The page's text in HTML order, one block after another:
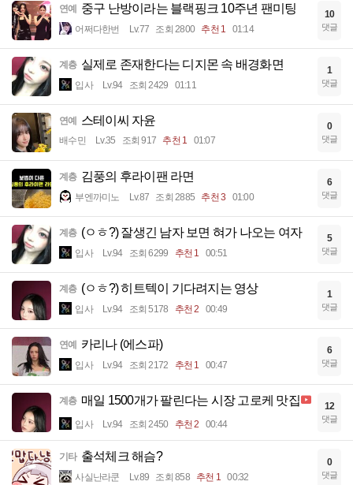
연예 중구 난방이라는 블랙핑크 10주년 팬미팅
어쩌다한번 Lv.77 조회 2800 추천 1 01:14
10
댓글
계층 실제로 존재한다는 디지몬 속 배경화면
입사 Lv.94 조회 2429 01:11
1
댓글
연예 스테이씨 자윤
배수민 Lv.35 조회 917 추천 1 01:07
0
댓글
계층 김풍의 후라이팬 라면
부엔까미노 Lv.87 조회 2885 추천 3 01:00
6
댓글
계층 (ㅇㅎ?) 잘생긴 남자 보면 혀가 나오는 여자
입사 Lv.94 조회 6299 추천 1 00:51
5
댓글
계층 (ㅇㅎ?) 히트텍이 기다려지는 영상
입사 Lv.94 조회 5178 추천 2 00:49
1
댓글
연예 카리나 (에스파)
입사 Lv.94 조회 2172 추천 1 00:47
6
댓글
계층 매일 1500개가 팔린다는 시장 고로케 맛집
입사 Lv.94 조회 2450 추천 2 00:44
12
댓글
기타 출석체크 해슴?
사실난라쿤 Lv.89 조회 858 추천 1 00:32
0
댓글